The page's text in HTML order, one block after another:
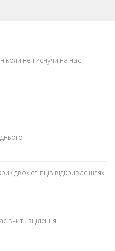
не тиснучи на нас
двох сліпців відкриває шлях
вчить зцілення